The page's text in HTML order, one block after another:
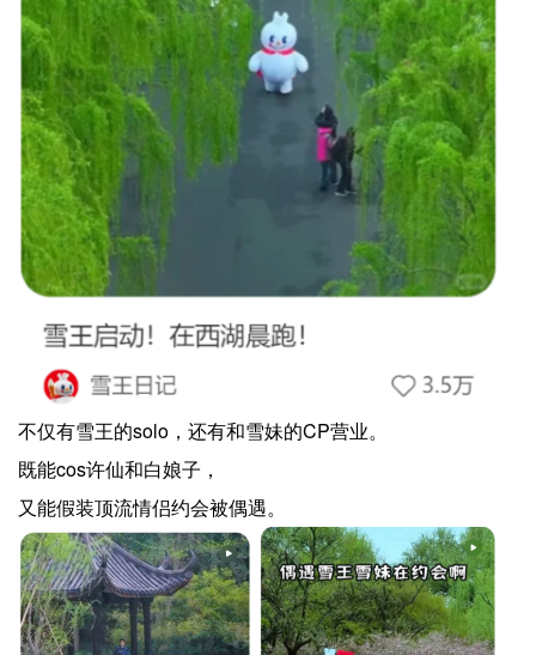
不仅有雪王的solo，还有和雪妹的CP营业。
既能cos许仙和白娘子，
又能假装顶流情侣约会被偶遇。